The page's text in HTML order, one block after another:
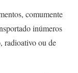
comumente
inúmeros
radioativo ou de